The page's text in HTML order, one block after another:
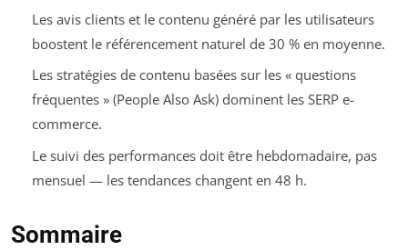
Les avis clients et le contenu généré par les utilisateurs
boostent le référencement naturel de 30 % en moyenne.
Les stratégies de contenu basées sur les « questions
fréquentes » (People Also Ask) dominent les SERP e-
commerce.
Le suivi des performances doit être hebdomadaire, pas
mensuel — les tendances changent en 48 h.
Sommaire